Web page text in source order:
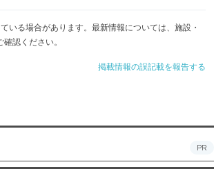
いる場合があります。最新情報については、施設・
認ください。
掲載情報の誤記載を報告する
PR